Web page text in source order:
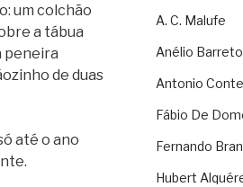
um colchão
a tábua
peneira
de duas
até o ano
A. C. Malufe
Anélio Barreto
Antonio
Fábio De
Fernando
Hubert